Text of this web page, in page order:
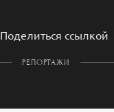
Поделиться ссылкой
РЕПОРТАЖИ